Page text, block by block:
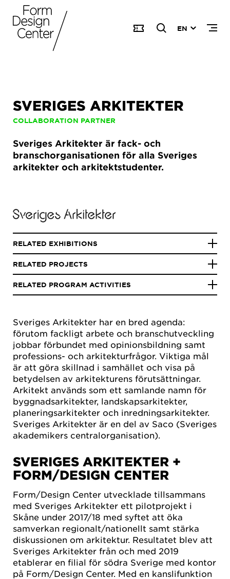
EN
SVERIGES ARKITEKTER
COLLABORATION PARTNER
Sveriges Arkitekter är fack- och
branschorganisationen för alla Sveriges
arkitekter och arkitektstudenter.
Sveriges Arkitekter har en bred agenda:
förutom fackligt arbete och branschutveckling
jobbar förbundet med opinionsbildning samt
professions- och arkitekturfrågor. Viktiga mål
är att göra skillnad i samhället och visa på
betydelsen av arkitekturens förutsättningar.
Arkitekt används som ett samlande namn för
byggnadsarkitekter, landskapsarkitekter,
planeringsarkitekter och inredningsarkitekter.
Sveriges Arkitekter är en del av Saco (Sveriges
akademikers centralorganisation).
SVERIGES ARKITEKTER +
FORM/DESIGN CENTER
Form/Design Center utvecklade tillsammans
med Sveriges Arkitekter ett pilotprojekt i
Skåne under 2017/18 med syftet att öka
samverkan regionalt/nationellt samt stärka
diskussionen om arkitektur. Resultatet blev att
Sveriges Arkitekter från och med 2019
etablerar en filial för södra Sverige med kontor
på Form/Design Center. Med en kanslifunktion
RELATED EXHIBITIONS
RELATED PROJECTS
RELATED PROGRAM ACTIVITIES